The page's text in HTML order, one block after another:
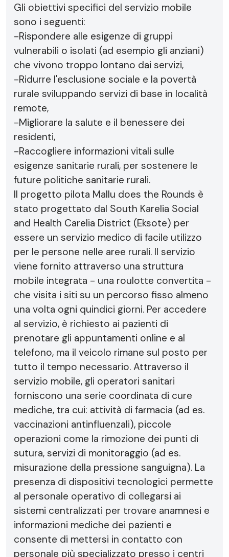
Gli obiettivi specifici del servizio mobile
sono i seguenti:
-Rispondere alle esigenze di gruppi
vulnerabili o isolati (ad esempio gli anziani)
che vivono troppo lontano dai servizi,
-Ridurre l'esclusione sociale e la povertà
rurale sviluppando servizi di base in località
remote,
-Migliorare la salute e il benessere dei
residenti,
-Raccogliere informazioni vitali sulle
esigenze sanitarie rurali, per sostenere le
future politiche sanitarie rurali.
Il progetto pilota Mallu does the Rounds è
stato progettato dal South Karelia Social
and Health Carelia District (Eksote) per
essere un servizio medico di facile utilizzo
per le persone nelle aree rurali. Il servizio
viene fornito attraverso una struttura
mobile integrata - una roulotte convertita -
che visita i siti su un percorso fisso almeno
una volta ogni quindici giorni. Per accedere
al servizio, è richiesto ai pazienti di
prenotare gli appuntamenti online e al
telefono, ma il veicolo rimane sul posto per
tutto il tempo necessario. Attraverso il
servizio mobile, gli operatori sanitari
forniscono una serie coordinata di cure
mediche, tra cui: attività di farmacia (ad es.
vaccinazioni antinfluenzali), piccole
operazioni come la rimozione dei punti di
sutura, servizi di monitoraggio (ad es.
misurazione della pressione sanguigna). La
presenza di dispositivi tecnologici permette
al personale operativo di collegarsi ai
sistemi centralizzati per trovare anamnesi e
informazioni mediche dei pazienti e
consente di mettersi in contatto con
personale più specializzato presso i centri